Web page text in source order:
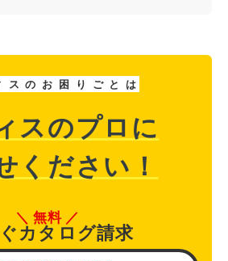
ス の お 困 り ご と は
スのプロに
ください！
無料
カタログ請求